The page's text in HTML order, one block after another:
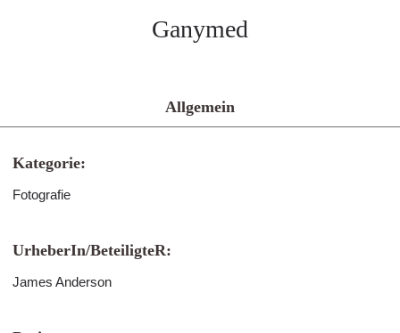
Ganymed
Allgemein
Kategorie:
Fotografie
UrheberIn/BeteiligteR:
James Anderson